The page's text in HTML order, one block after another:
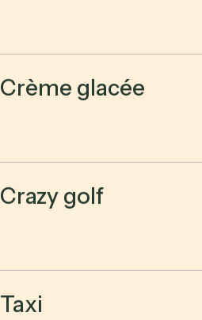
Crème glacée
Crazy golf
Taxi